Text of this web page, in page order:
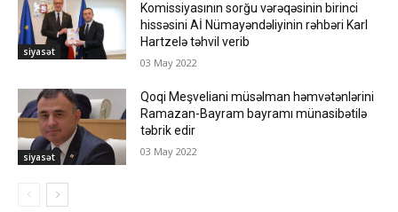
siyasət
Komissiyasının sorğu vərəqəsinin birinci
hissəsini Aİ Nümayəndəliyinin rəhbəri Karl
Hartzelə təhvil verib
03 May 2022
siyasət
Qoqi Meşveliani müsəlman həmvətənlərini
Ramazan-Bayram bayramı münasibətilə
təbrik edir
03 May 2022